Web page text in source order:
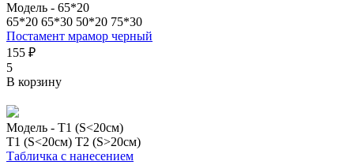
Модель - 65*20
65*20 65*30 50*20 75*30
Постамент мрамор черный
155 ₽
5
В корзину
Модель - Т1 (S<20см)
Т1 (S<20см) Т2 (S>20см)
Табличка с нанесением